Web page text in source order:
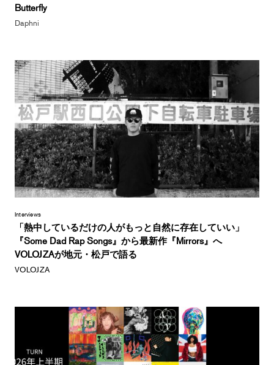
Butterfly
Daphni
Interviews
「熱中しているだけの人がもっと自然に存在していい」
『Some Dad Rap Songs』から最新作『Mirrors』へ
VOLOJZAが地元・松戸で語る
VOLOJZA